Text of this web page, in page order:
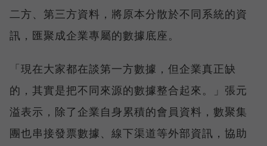
二方、第三方資料，將原本分散於不同系統的資
訊，匯聚成企業專屬的數據底座。
「現在大家都在談第一方數據，但企業真正缺
的，其實是把不同來源的數據整合起來。」張元
溢表示，除了企業自身累積的會員資料，數聚集
團也串接發票數據、線下渠道等外部資訊，協助